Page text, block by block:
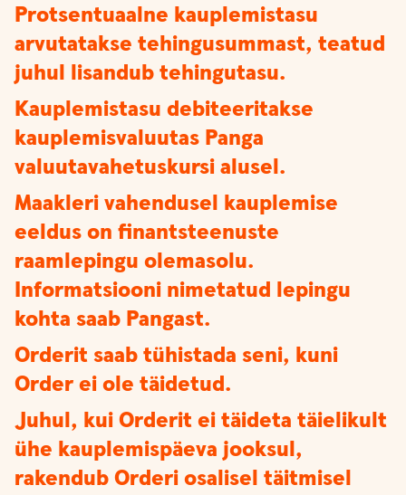
Protsentuaalne kauplemistasu
arvutatakse tehingusummast, teatud
juhul lisandub tehingutasu.
Kauplemistasu debiteeritakse
kauplemisvaluutas Panga
valuutavahetuskursi alusel.
Maakleri vahendusel kauplemise
eeldus on finantsteenuste
raamlepingu olemasolu.
Informatsiooni nimetatud lepingu
kohta saab Pangast.
Orderit saab tühistada seni, kuni
Order ei ole täidetud.
Juhul, kui Orderit ei täideta täielikult
ühe kauplemispäeva jooksul,
rakendub Orderi osalisel täitmisel